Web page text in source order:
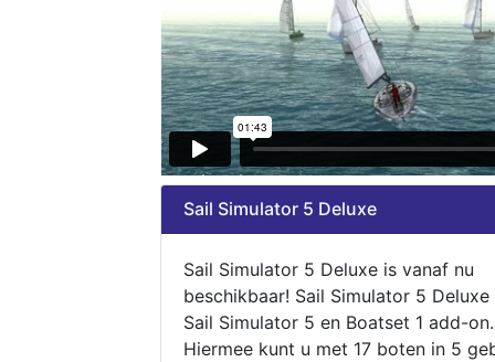
Sail Simulator 5 Deluxe
Sail Simulator 5 Deluxe is vanaf nu
beschikbaar! Sail Simulator 5
Sail Simulator 5 en Boatset 1 add-on.
Hiermee kunt u met 17 boten in 5